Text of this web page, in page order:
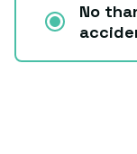
No